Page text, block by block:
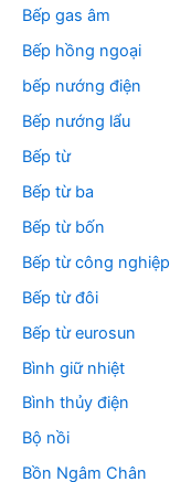
Bếp gas âm
Bếp hồng ngoại
bếp nướng điện
Bếp nướng lẩu
Bếp từ
Bếp từ ba
Bếp từ bốn
Bếp từ công nghiệp
Bếp từ đôi
Bếp từ eurosun
Bình giữ nhiệt
Bình thủy điện
Bộ nồi
Bồn Ngâm Chân